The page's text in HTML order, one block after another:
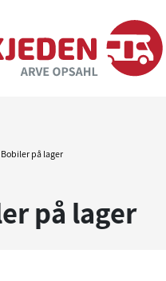
Bobiler på lager
på lager